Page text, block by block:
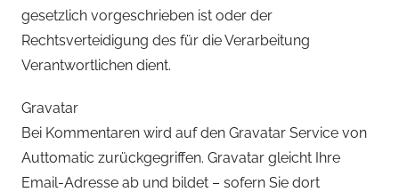
gesetzlich vorgeschrieben ist oder der
Rechtsverteidigung des für die Verarbeitung
Verantwortlichen dient.
Gravatar
Bei Kommentaren wird auf den Gravatar Service von
Auttomatic zurückgegriffen. Gravatar gleicht Ihre
Email-Adresse ab und bildet – sofern Sie dort